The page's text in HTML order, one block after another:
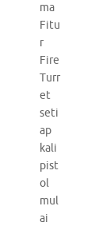
ma
Fitu
r
Fire
Turr
et
seti
ap
kali
pist
ol
mul
ai